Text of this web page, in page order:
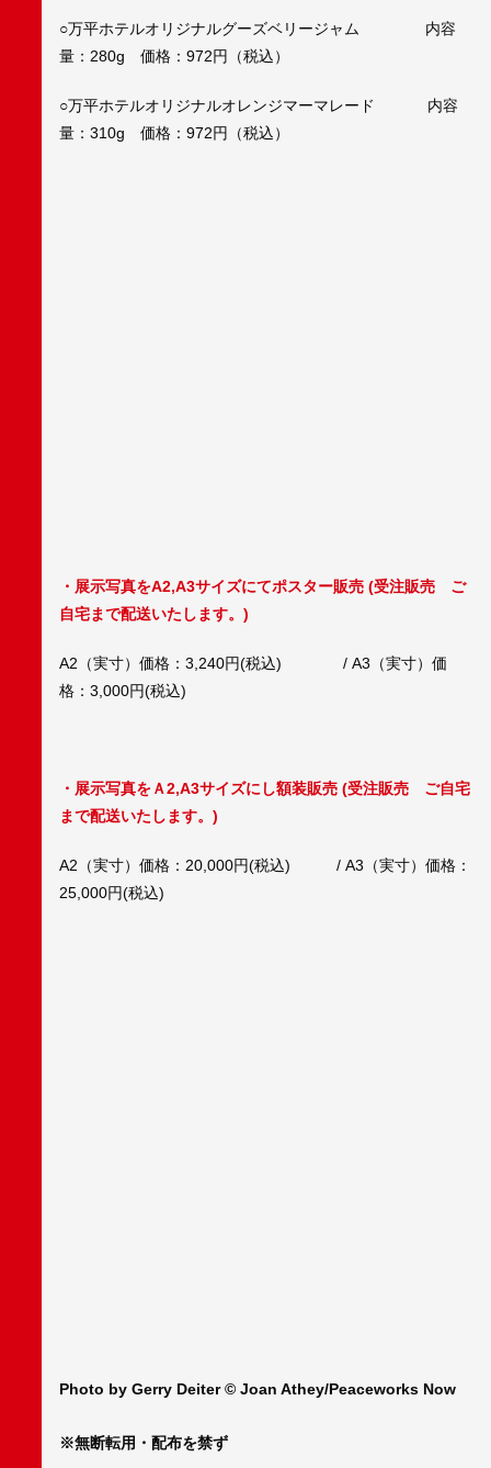
○万平ホテルオリジナルグーズベリージャム 内容
量：280g 価格：972円（税込）
○万平ホテルオリジナルオレンジマーマレード 内容
量：310g 価格：972円（税込）
・展示写真をA2,A3サイズにてポスター販売 (受注販売 ご
自宅まで配送いたします。)
A2（実寸）価格：3,240円(税込) / A3（実寸）価
格：3,000円(税込)
・展示写真をＡ2,A3サイズにし額装販売 (受注販売 ご自宅
まで配送いたします。)
A2（実寸）価格：20,000円(税込) / A3（実寸）価格：
25,000円(税込)
Photo by Gerry Deiter © Joan Athey/Peaceworks Now
※無断転用・配布を禁ず